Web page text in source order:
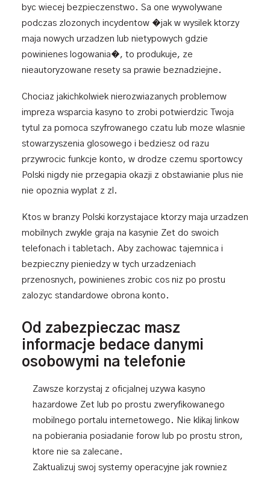
byc wiecej bezpieczenstwo. Sa one wywolywane
podczas zlozonych incydentow �jak w wysilek ktorzy
maja nowych urzadzen lub nietypowych gdzie
powinienes logowania�, to produkuje, ze
nieautoryzowane resety sa prawie beznadziejne.
Chociaz jakichkolwiek nierozwiazanych problemow
impreza wsparcia kasyno to zrobi potwierdzic Twoja
tytul za pomoca szyfrowanego czatu lub moze wlasnie
stowarzyszenia glosowego i bedziesz od razu
przywrocic funkcje konto, w drodze czemu sportowcy
Polski nigdy nie przegapia okazji z obstawianie plus nie
nie opoznia wyplat z zl.
Ktos w branzy Polski korzystajace ktorzy maja urzadzen
mobilnych zwykle graja na kasynie Zet do swoich
telefonach i tabletach. Aby zachowac tajemnica i
bezpieczny pieniedzy w tych urzadzeniach
przenosnych, powinienes zrobic cos niz po prostu
zalozyc standardowe obrona konto.
Od zabezpieczac masz
informacje bedace danymi
osobowymi na telefonie
Zawsze korzystaj z oficjalnej uzywa kasyno
hazardowe Zet lub po prostu zweryfikowanego
mobilnego portalu internetowego. Nie klikaj linkow
na pobierania posiadanie forow lub po prostu stron,
ktore nie sa zalecane.
Zaktualizuj swoj systemy operacyjne jak rowniez